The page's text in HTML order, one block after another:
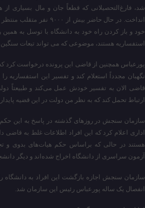
شد، فارغ‌التحصیلانی که قطعاً جان و مال بسیاری از
انداخت. در حال حاضر بیش از
خود و باز کردن راه خود به دانشگاه با توسل به
استفساریه هستند، موضوعی که می تواند تبعات
پورعباس همچنین از قاضی این پرونده درخواست کرد
نگهبان مجدداً استعلام کند و تفسیر این استفساریه را
قاضی الان به تفسیر خودش عمل می‌کند و طبیعتاً
ارتباط تحمل کند که به نظر من دولت در این قضیه
سازمان سنجش در روزهای گذشته در پاسخ به این
اداری اعلام کرد که این افراد اطلاعات غلط به قاضی
هستند در حالی که براساس حکم هیات‌های بدوی و
آزمون سراسری از دانشگاه اخراج شده‌اند و دیگر
سازمان سنجش اجازه بازگشت این افراد به دانشگاه
انفصال یک ساله پورعباس رئیس این سازمان شد.